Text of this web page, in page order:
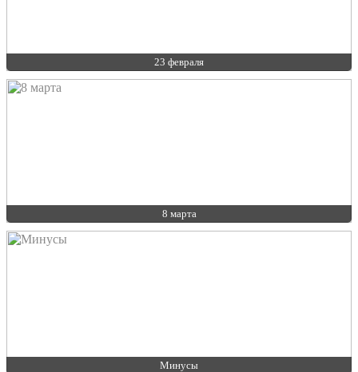
23 февраля
8 марта
Минусы